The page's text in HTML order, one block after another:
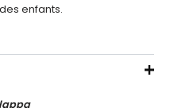
enfants.